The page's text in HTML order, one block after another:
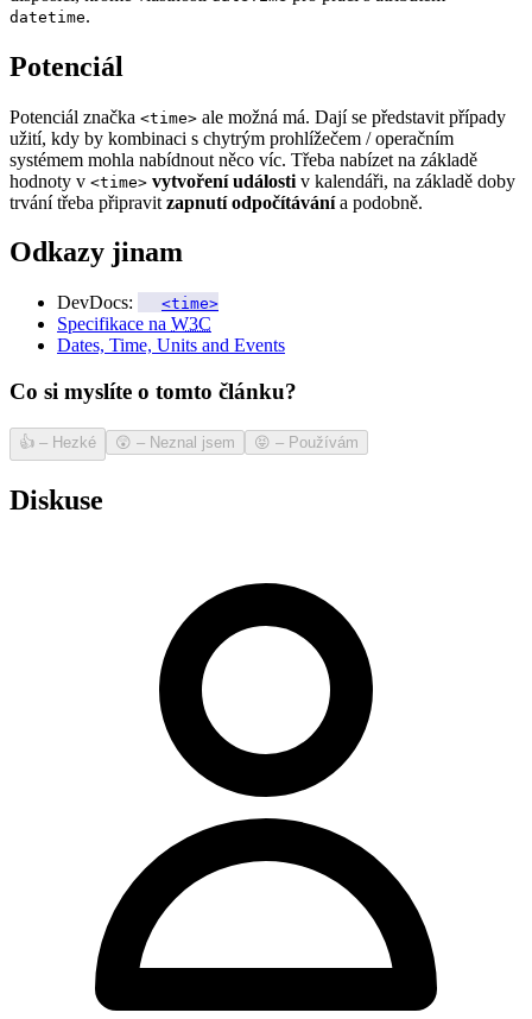
datetime.
Potenciál
Potenciál značka <time> ale možná má. Dají se představit případy
užití, kdy by kombinaci s chytrým prohlížečem / operačním
systémem mohla nabídnout něco víc. Třeba nabízet na základě
hodnoty v <time> vytvoření události v kalendáři, na základě doby
trvání třeba připravit zapnutí odpočítávánía podobně.
Odkazy jinam
DevDocs: <time>
Specifikace na W3C
Dates, Time, Units and Events
Co si myslíte o tomto článku?
👍 – Hezké 😲 – Neznal jsem 😝 – Používám
Diskuse